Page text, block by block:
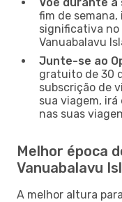
fim de
significativa no
Vanuabalavu
Junte-se ao
gratuito de 30
subscrição de
sua viagem,
nas suas
Melhor época
Vanuabalavu
A melhor altura